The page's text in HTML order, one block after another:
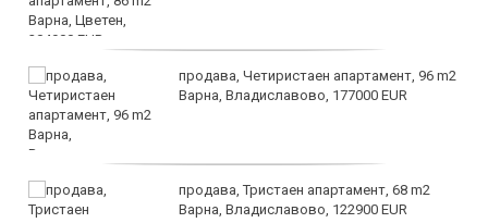
продава, Четиристаен апартамент, 96 m2
Варна, Владиславово, 177000 EUR
продава, Тристаен апартамент, 68 m2
Варна, Владиславово, 122900 EUR